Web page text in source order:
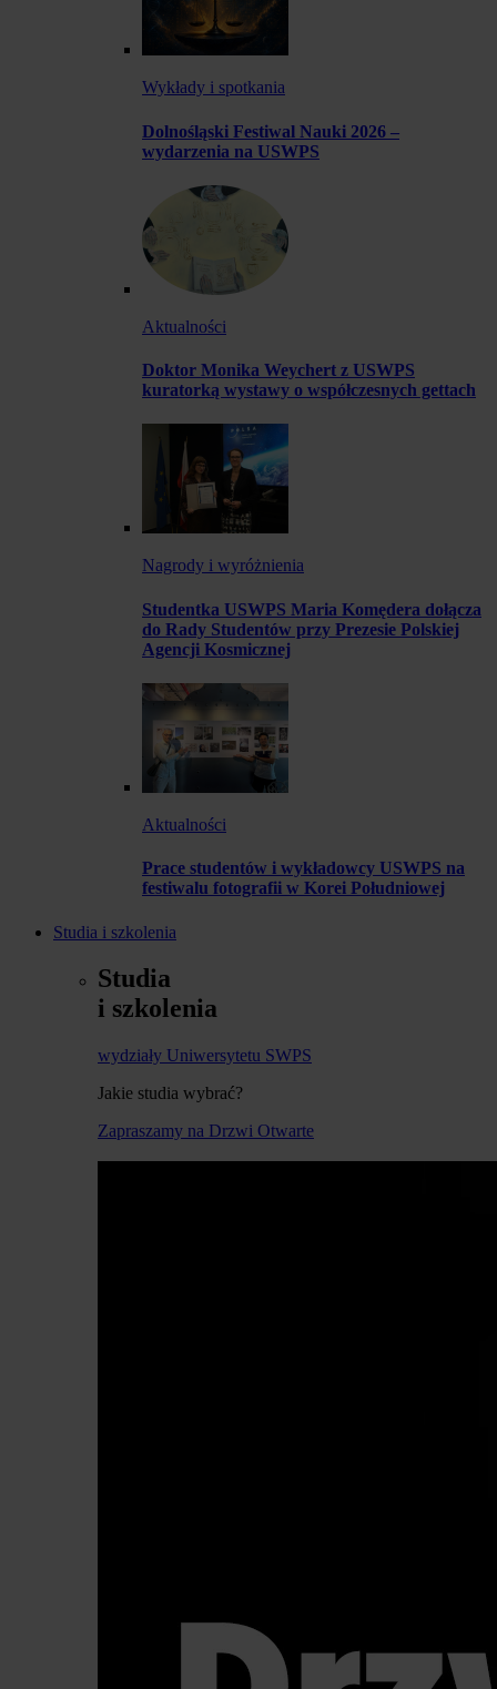
Wykłady i spotkania
Dolnośląski Festiwal Nauki 2026 –
wydarzenia na USWPS
Aktualności
Doktor Monika Weychert z USWPS
kuratorką wystawy o współczesnych gettach
Nagrody i wyróżnienia
Studentka USWPS Maria Komędera dołącza
do Rady Studentów przy Prezesie Polskiej
Agencji Kosmicznej
Aktualności
Prace studentów i wykładowcy USWPS na
festiwalu fotografii w Korei Południowej
Studia i szkolenia
Studia
i szkolenia
wydziały Uniwersytetu SWPS
Jakie studia wybrać?
Zapraszamy na Drzwi Otwarte